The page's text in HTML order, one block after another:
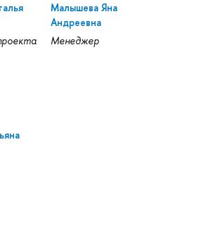
Малышева Яна
Андреевна
Менеджер